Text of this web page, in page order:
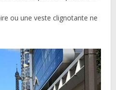
ou une veste clignotante ne